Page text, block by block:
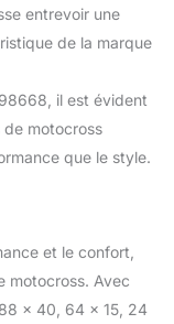
de
panneaux
et en
de
de
durabilité
réduit : la
seule
offrir de
tout en
entrevoir une
de la marque
il est évident
de motocross
que le style.
et le confort,
motocross. Avec
x 40, 64 x 15, 24